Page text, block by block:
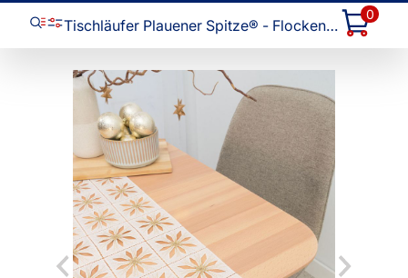
Tischläufer Plauener Spitze® - Flockentanz #1W
0